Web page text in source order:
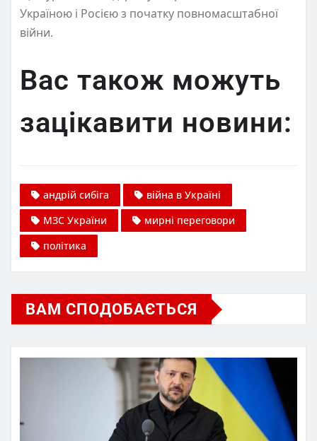
Україною і Росією з початку повномасштабної
війни.
Вас також можуть
зацікавити новини:
андрій сибіга
війна в Україні
МЗС України
мирні переговори
політика
ВАМ СПОДОБАЄТЬСЯ